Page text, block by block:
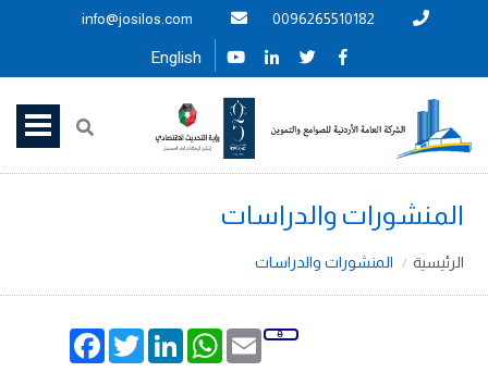
0096265510182
info@josilos.com
English
المنشورات والدراسات
الرئيسية المنشورات والدراسات
FacebookTwitterLinkedIn
WhatsAppEmail